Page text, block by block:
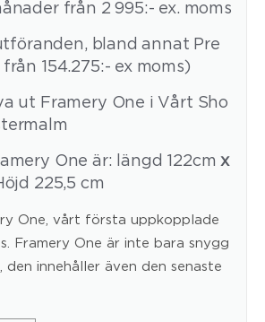
från 2 995:- ex. moms
bland annat Pre
154.275:- ex moms)
ut Framery One i Vårt Sho
One är: längd 122cmx
225,5 cm
One, vårt första uppkopplade
Framery One är inte bara snygg
den innehåller även den senaste